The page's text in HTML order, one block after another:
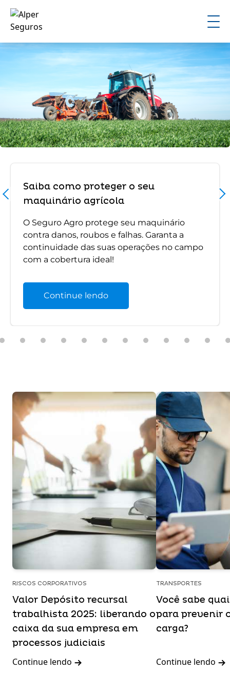
Saiba como proteger o seu
maquinário agrícola
O Seguro Agro protege seu maquinário
contra danos, roubos e falhas. Garanta a
continuidade das suas operações no campo
com a cobertura ideal!
Continue lendo
RISCOS CORPORATIVOS
Valor Depósito recursal
trabalhista 2025: liberando o
caixa da sua empresa em
processos judiciais
Continue lendo
TRANSPORTES
Você sabe
para prevenir
carga?
Continue lendo